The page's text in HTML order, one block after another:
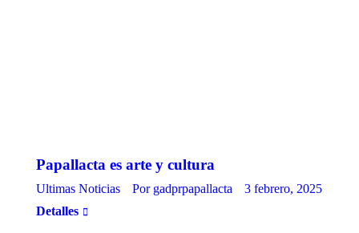
Papallacta es arte y cultura
Ultimas Noticias Por gadprpapallacta
3 febrero, 2025
Detalles